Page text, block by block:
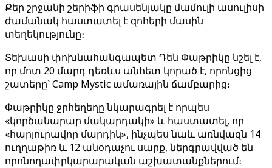
Քեր շրջանի շերիֆի գրասենյակը մամուլի ասուլիսի
ժամանակ հաստատել է զոհերի մասին
տեղեկությունը։
Տեխասի փոխնահանգապետ Դեն Փաթրիկը նշել է,
որ մոտ 20 մարդ դեռևս անհետ կորած է, որոնցից
շատերը՝ Camp Mystic ամառային ճամբարից։
Փաթրիկը ջրհեղեղը նկարագրել է որպես
«կործանարար մակարդակի» և հաստատել, որ
«հարյուրավոր մարդիկ», ինչպես նաև առնվազն 14
ուղղաթիռ և 12 անօդաչու սարք, ներգրավված են
որոնողափրկարարական աշխատանքներում։